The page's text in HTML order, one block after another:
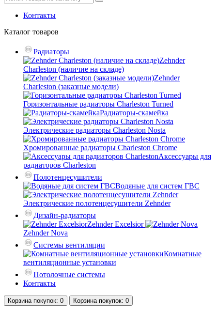
Контакты
Каталог товаров
Радиаторы
Zehnder
Charleston (наличие на складе)
Zehnder
Charleston (заказные модели)
Горизонтальные радиаторы Charleston Turned
Радиаторы-скамейка
Электрические радиаторы Charleston Nosta
Хромированные радиаторы Charleston Chrome
Аксессуары для
радиаторов Charleston
Полотенцесушители
Водяные для систем ГВС
Электрические полотенцесушители Zehnder
Дизайн-радиаторы
Zehnder Excelsior
Zehnder Nova
Системы вентиляции
Комнатные
вентиляционные установки
Потолочные системы
Контакты
Корзинапокупок: 0 Корзинапокупок: 0